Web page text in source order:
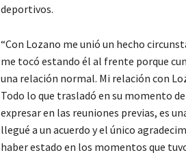
deportivos.
“Con Lozano me unió un hecho
me tocó estando él al frente porque
una relación normal. Mi relación con
Todo lo que trasladó en su momento
expresar en las reuniones previas, es
llegué a un acuerdo y el único
haber estado en los momentos que